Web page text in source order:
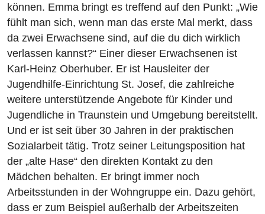
können. Emma bringt es treffend auf den Punkt: „Wie
fühlt man sich, wenn man das erste Mal merkt, dass
da zwei Erwachsene sind, auf die du dich wirklich
verlassen kannst?“ Einer dieser Erwachsenen ist
Karl-Heinz Oberhuber. Er ist Hausleiter der
Jugendhilfe-Einrichtung St. Josef, die zahlreiche
weitere unterstützende Angebote für Kinder und
Jugendliche in Traunstein und Umgebung bereitstellt.
Und er ist seit über 30 Jahren in der praktischen
Sozialarbeit tätig. Trotz seiner Leitungsposition hat
der „alte Hase“ den direkten Kontakt zu den
Mädchen behalten. Er bringt immer noch
Arbeitsstunden in der Wohngruppe ein. Dazu gehört,
dass er zum Beispiel außerhalb der Arbeitszeiten